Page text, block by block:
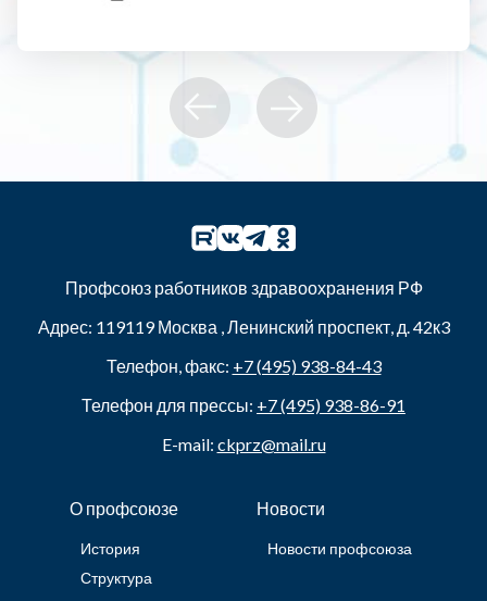
Профсоюз работников здравоохранения РФ
Адрес: 119119Москва ,Ленинский проспект, д. 42к3
Телефон, факс: +7 (495) 938-84-43
Телефон для прессы: +7 (495) 938-86-91
E-mail: ckprz@mail.ru
О профсоюзе
История
Структура
Новости
Новости профсоюза